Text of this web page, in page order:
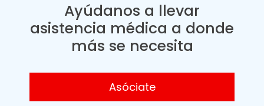
Ayúdanos a llevar
asistencia médica a donde
más se necesita
Asóciate